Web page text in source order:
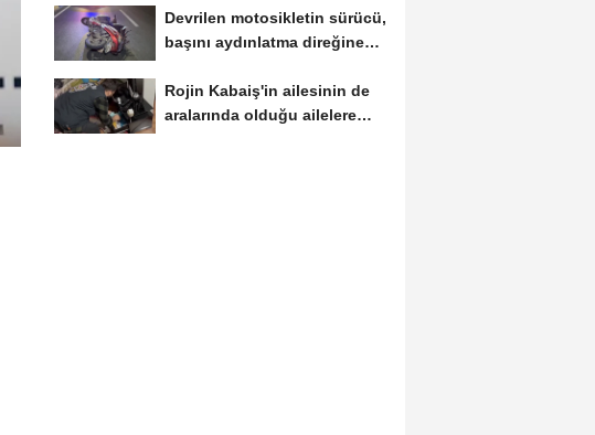
Devrilen motosikletin sürücü,
başını aydınlatma direğine
Rojin Kabaiş'in ailesinin de
aralarında olduğu ailelere